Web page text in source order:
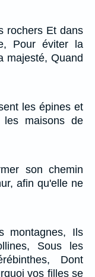
rochers Et dans
Pour éviter la
majesté, Quand
les épines et
maisons de
son chemin
afin qu'elle ne
montagnes, Ils
Sous les
Dont
vos filles se